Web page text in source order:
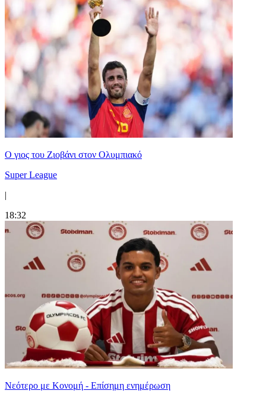
Ο γιος του Ζιοβάνι στον Ολυμπιακό
Super League
|
18:32
Νεότερο με Κονομή - Επίσημη ενημέρωση